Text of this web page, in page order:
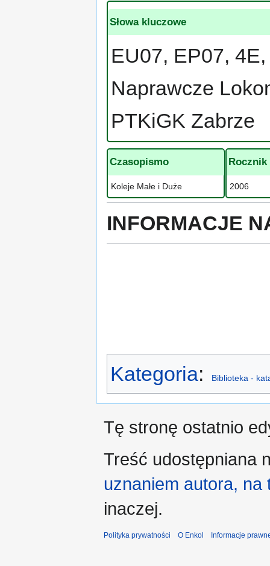
Słowa kluczowe
EU07, EP07,
Naprawcze
PTKiGK Zabrze
Czasopismo
Koleje Małe i Duże
Rocznik
2006
INFORMACJE
Kategoria: Biblioteka -
Tę stronę ostatnio
Treść udostępniana
uznaniem autora,
inaczej.
Polityka prywatności O Enkol Informacje